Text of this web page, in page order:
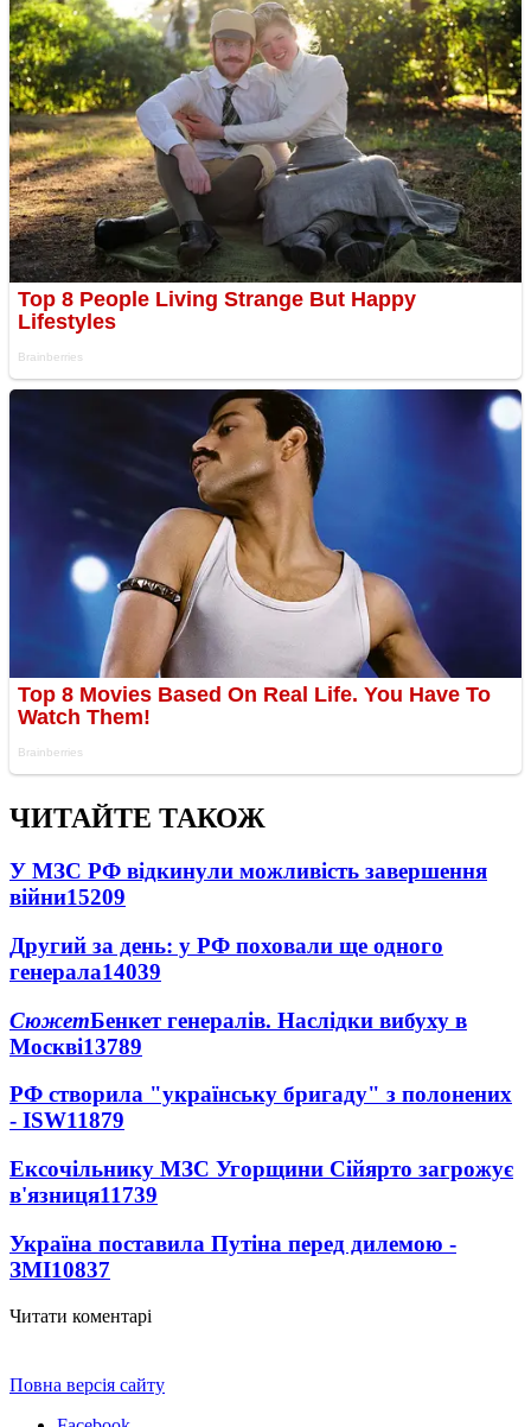
ЧИТАЙТЕ ТАКОЖ
У МЗС РФ відкинули можливість завершення
війни15209
Другий за день: у РФ поховали ще одного
генерала14039
СюжетБенкет генералів. Наслідки вибуху в
Москві13789
РФ створила "українську бригаду" з полонених
- ISW11879
Ексочільнику МЗС Угорщини Сійярто загрожує
в'язниця11739
Україна поставила Путіна перед дилемою -
ЗМІ10837
Читати коментарі
Повна версія сайту